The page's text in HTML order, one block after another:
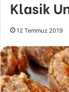
Klasik
12 Temmuz 2019